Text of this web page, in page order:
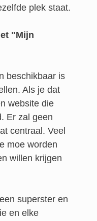
plek staat.
"Mijn
beschikbaar is
Als je dat
website die
Er zal geen
centraal. Veel
moe worden
willen krijgen
superster en
en elke